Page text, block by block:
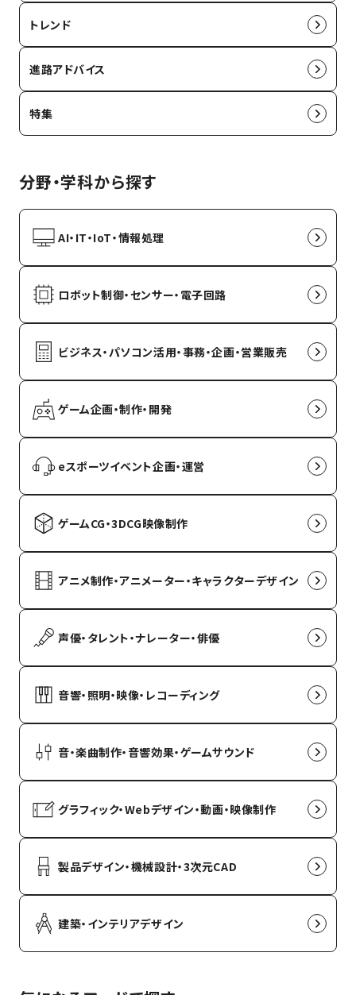
トレンド
進路アドバイス
特集
分野・学科から探す
AI・IT・IoT・情報処理
ロボット制御・センサー・電子回路
ビジネス・パソコン活用・事務・企画・営業販売
ゲーム企画・制作・開発
eスポーツイベント企画・運営
ゲームCG・3DCG映像制作
アニメ制作・アニメーター・キャラクターデザイン
声優・タレント・ナレーター・俳優
音響・照明・映像・レコーディング
音・楽曲制作・音響効果・ゲームサウンド
グラフィック・Webデザイン・動画・映像制作
製品デザイン・機械設計・3次元CAD
建築・インテリアデザイン